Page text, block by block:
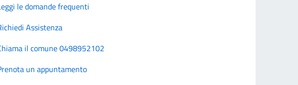
le domande frequenti
Assistenza
il comune 0498952102
un appuntamento